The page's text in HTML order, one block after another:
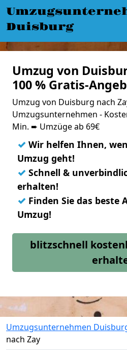
Duisburg
Umzug von
100 % Gratis-
Umzug von Duisburg nach
Umzugsunternehmen -
Min. ➨ Umzüge ab 69€
✓ Wir helfen Ihnen,
Umzug geht!
✓ Schnell &
erhalten!
✓ Finden Sie das beste
Umzug!
blitzschnell
Umzugsunternehmen
nach Zay